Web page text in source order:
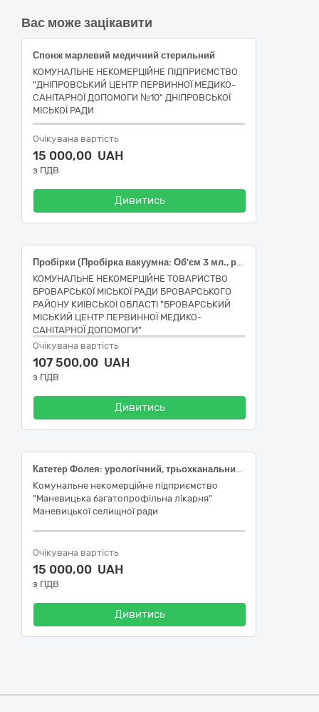
Вас може зацікавити
Спонж марлевий медичний стерильний
КОМУНАЛЬНЕ НЕКОМЕРЦІЙНЕ ПІДПРИЄМСТВО
"ДНІПРОВСЬКИЙ ЦЕНТР ПЕРВИННОЇ МЕДИКО-
САНІТАРНОЇ ДОПОМОГИ №10" ДНІПРОВСЬКОЇ
МІСЬКОЇ РАДИ
Очікувана вартість
15 000,00 UAH
з ПДВ
Дивитись
Пробірки (Пробірка вакуумна: Об'єм 3 мл., розмір: 13х75 мм, наповнювач: К3 ЕДТА, колір кришки: Лавандовий, стерильна, 33141600-6 (47588 Пробірка вакуумна для відбирання зразків крові IVD (діагностика in vitro) з K3ЕДТА; W050101010201 ЗБІР КРОВІ, ПРОБІРКИ З ДОБАВКАМИ АБО ПРОБІРКИ ДЛЯ ВІДДІЛЕННЯ СИРОВАТКИ); Пробірка вакуумна: Об'єм 4 мл., розмір: 13х75 мм, наповнювач: Активатор згортання (кремнезем), колір кришки: Червоний, стерильна, 33141600-6 (42386 Пробірка вакуумна для взяття зразків крові з активатором згортання IVD (діагностика in vitro); W050101010201 ЗБІР КРОВІ, ПРОБІРКИ З ДОБАВКАМИ АБО ПРОБІРКИ ДЛЯ ВІДДІЛЕННЯ СИРОВАТКИ)) код згідно ДК 021:2015 Єдиний закупівельний словник - 33140000-3 Медичні матеріали
КОМУНАЛЬНЕ НЕКОМЕРЦІЙНЕ ТОВАРИСТВО
БРОВАРСЬКОЇ МІСЬКОЇ РАДИ БРОВАРСЬКОГО
РАЙОНУ КИЇВСЬКОЇ ОБЛАСТІ "БРОВАРСЬКИЙ
МІСЬКИЙ ЦЕНТР ПЕРВИННОЇ МЕДИКО-
САНІТАРНОЇ ДОПОМОГИ"
Очікувана вартість
107 500,00 UAH
з ПДВ
Дивитись
Катетер Фолея: урологічний, трьохканальний (3-ходовий), розмір 22 Fr, об’єм балона 75 мл, довжина 400–420 мм, матеріал ПВХ, одноразовий, стерильний, Дренаж: типу Редон, вид: Без адаптера Жане, Розмір дренажа, Fr: 18 (ДК 021:2015 33140000-3 Медичні матеріали)
Комунальне некомерційне підприємство
"Маневицька багатопрофільна лікарня"
Маневицької селищної ради
Очікувана вартість
15 000,00 UAH
з ПДВ
Дивитись